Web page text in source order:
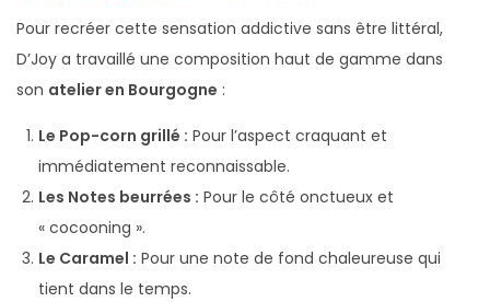
Pour recréer cette sensation addictive sans être littéral,
D’Joy a travaillé une composition haut de gamme dans
son atelier en Bourgogne :
Le Pop-corn grillé : Pour l’aspect craquant et
immédiatement reconnaissable.
Les Notes beurrées : Pour le côté onctueux et
« cocooning ».
Le Caramel : Pour une note de fond chaleureuse qui
tient dans le temps.